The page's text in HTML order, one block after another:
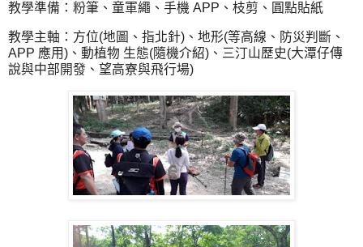
教學準備：粉筆、童軍繩、手機 APP、枝剪、圓點貼紙
教學主軸：方位(地圖、指北針)、地形(等高線、防災判斷、
APP 應用)、動植物 生態(隨機介紹)、三汀山歷史(大潭仔傳
說與中部開發、望高寮與飛行場)